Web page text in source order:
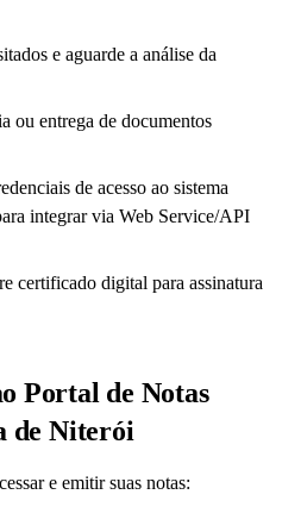
e aguarde a análise da
ou entrega de documentos
de acesso ao sistema
integrar via Web Service/API
certificado digital para assinatura
Portal de Notas
de Niterói
e emitir suas notas: